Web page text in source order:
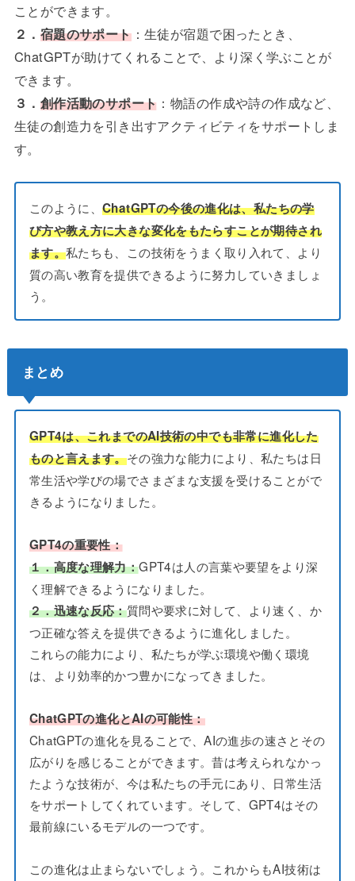
ことができます。
２． 宿題のサポート：生徒が宿題で困ったとき、
ChatGPTが助けてくれることで、より深く学ぶことが
できます。
３． 創作活動のサポート ：物語の作成や詩の作成など、
生徒の創造力を引き出すアクティビティをサポートしま
す。
このように、ChatGPTの今後の進化は、私たちの学
び方や教え方に大きな変化をもたらすことが期待され
ます。私たちも、この技術をうまく取り入れて、より
質の高い教育を提供できるように努力していきましょ
う。
まとめ
GPT4は、これまでのAI技術の中でも非常に進化した
ものと言えます。その強力な能力により、私たちは日
常生活や学びの場でさまざまな支援を受けることがで
きるようになりました。
GPT4の重要性：
１．高度な理解力：GPT4は人の言葉や要望をより深
く理解できるようになりました。
２．迅速な反応：質問や要求に対して、より速く、か
つ正確な答えを提供できるように進化しました。
これらの能力により、私たちが学ぶ環境や働く環境
は、より効率的かつ豊かになってきました。
ChatGPTの進化とAIの可能性：
ChatGPTの進化を見ることで、AIの進歩の速さとその
広がりを感じることができます。昔は考えられなかっ
たような技術が、今は私たちの手元にあり、日常生活
をサポートしてくれています。そして、GPT4はその
最前線にいるモデルの一つです。
この進化は止まらないでしょう。これからもAI技術は